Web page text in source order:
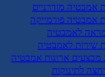
אמבטיה מודרניים
אמבטיה פורמייקה
לאמבטיה
שירות לאמבטיה
מבצעים ארונות אמבטיה
לתינוקות